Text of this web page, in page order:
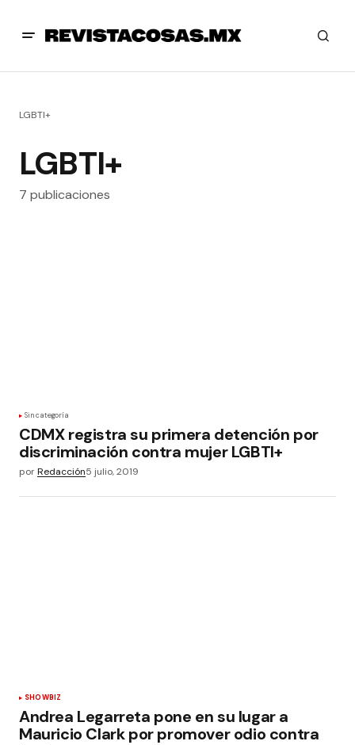
LGBTI+
LGBTI+
7 publicaciones
Sin categoría
CDMX registra su primera detención por
discriminación contra mujer LGBTI+
porRedacción5 julio, 2019
SHOWBIZ
Andrea Legarreta pone en su lugar a
Mauricio Clark por promover odio contra